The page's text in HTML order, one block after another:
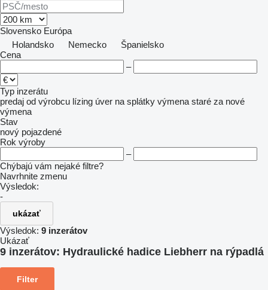
Slovensko Európa
Holandsko
Nemecko
Španielsko
Cena
–
Typ inzerátu
predaj od výrobcu lízing úver na splátky výmena staré za nové
výmena
Stav
nový pojazdené
Rok výroby
–
Chýbajú vám nejaké filtre?
Navrhnite zmenu
Výsledok:
-
ukázať
Výsledok: 9 inzerátov
Ukázať
9 inzerátov: Hydraulické hadice Liebherr na rýpadlá
Filter